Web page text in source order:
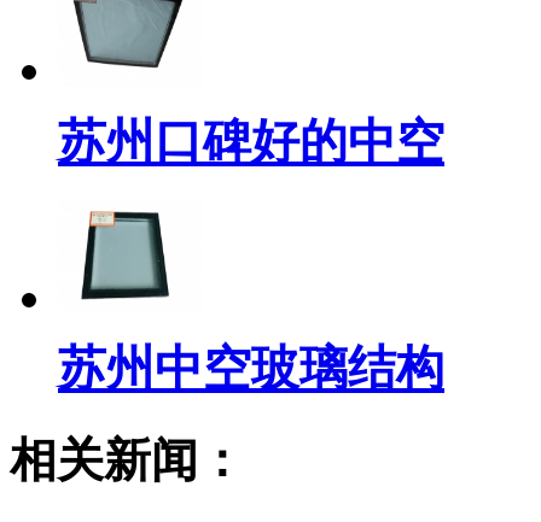
苏州口碑好的中空
苏州中空玻璃结构
相关新闻：